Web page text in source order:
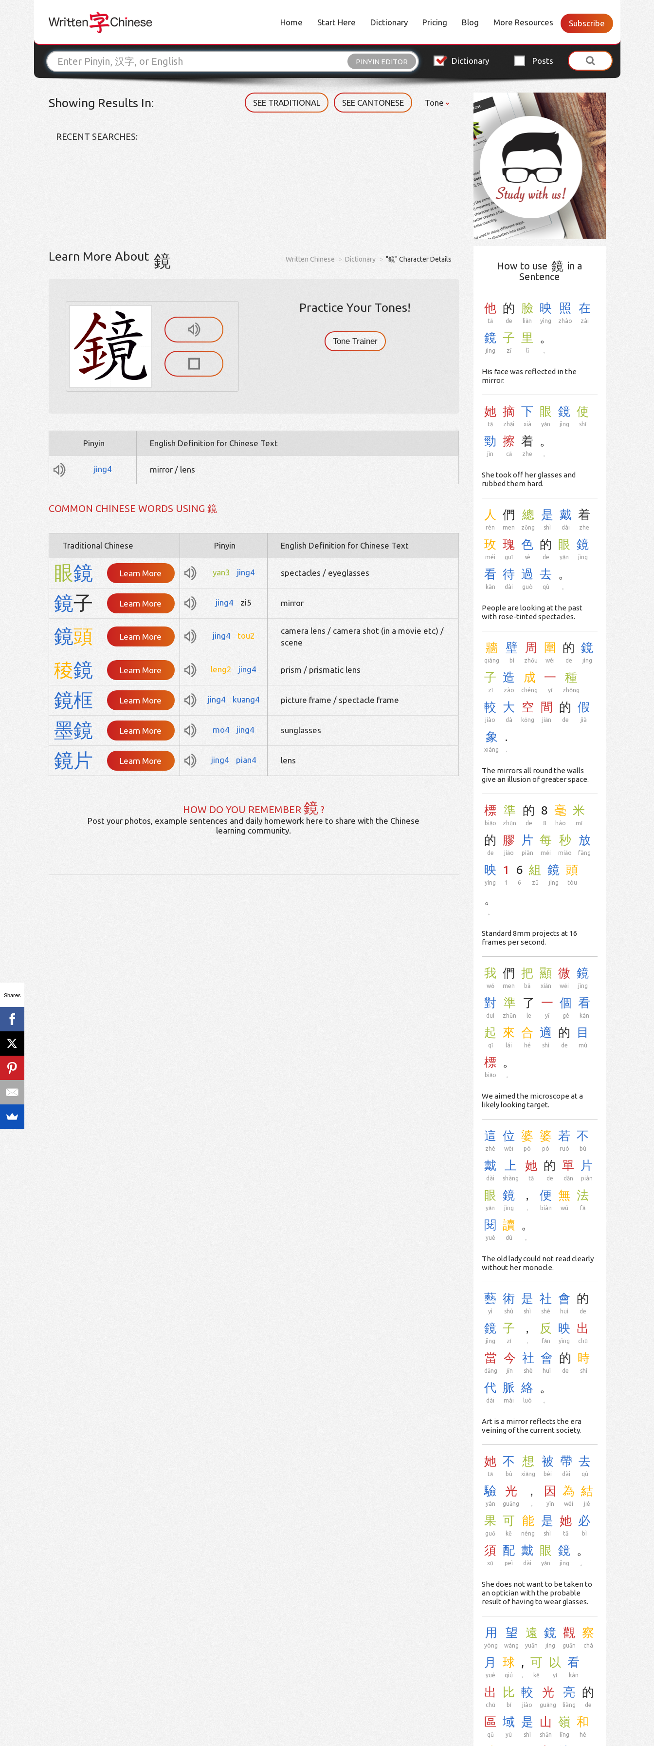
Home Start Here Dictionary Pricing Blog More Resources Subscribe
PINYIN EDITOR Dictionary Posts
Showing Results In: SEE TRADITIONAL SEE CANTONESE Tone
RECENT SEARCHES:
Learn More About 鏡 Written Chinese Dictionary "鏡" Character Details
Practice Your Tones!
Tone Trainer
Pinyin English Definition for Chinese Text
jing4 mirror / lens
COMMON CHINESE WORDS USING 鏡
Traditional Chinese Pinyin English Definition for Chinese Text
眼鏡 Learn More yan3 jing4 spectacles / eyeglasses
鏡子 Learn More jing4 zi5 mirror
鏡頭 Learn More jing4 tou2
camera lens / camera shot (in a movie etc) /
scene
稜鏡 Learn More leng2 jing4 prism / prismatic lens
鏡框 Learn More jing4 kuang4 picture frame / spectacle frame
墨鏡 Learn More mo4 jing4 sunglasses
鏡片 Learn More jing4 pian4 lens
HOW DO YOU REMEMBER 鏡?
Post your photos, example sentences and daily homework here to share with the Chinese
learning community.
How to use 鏡 in a
Sentence
他
tā
的
de
臉
liǎn
映
yìng
照
zhào
在
zài
鏡
jìng
子
zǐ
里
lǐ
。
His face was reflected in the
mirror.
她
tā
摘
zhāi
下
xià
眼
yǎn
鏡
jìng
使
shǐ
勁
jìn
擦
cā
着
zhe
。
She took off her glasses and
rubbed them hard.
人
rén
們
men
總
zǒng
是
shì
戴
dài
着
zhe
玫
méi
瑰
guī
色
sè
的
de
眼
yǎn
鏡
jìng
看
kàn
待
dài
過
guò
去
qù
。
People are looking at the past
with rose-tinted spectacles.
牆
qiáng
壁
bì
周
zhōu
圍
wéi
的
de
鏡
jìng
子
zǐ
造
zào
成
chéng
一
yī
種
zhǒng
較
jiào
大
dà
空
kōng
間
jiān
的
de
假
jià
象
xiàng
.
.
The mirrors all round the walls
give an illusion of greater space.
標
biāo
準
zhǔn
的
de
8
8
毫
háo
米
mǐ
的
de
膠
jiāo
片
piàn
每
měi
秒
miǎo
放
fàng
映
yìng
1
1
6
6
組
zǔ
鏡
jìng
頭
tóu
。
Standard 8mm projects at 16
frames per second.
我
wǒ
們
men
把
bǎ
顯
xiǎn
微
wēi
鏡
jìng
對
duì
準
zhǔn
了
le
一
yī
個
gè
看
kàn
起
qǐ
來
lái
合
hé
適
shì
的
de
目
mù
標
biāo
。
We aimed the microscope at a
likely looking target.
這
zhè
位
wèi
婆
pó
婆
pó
若
ruò
不
bù
戴
dài
上
shàng
她
tā
的
de
單
dān
片
piàn
眼
yǎn
鏡
jìng
，
，
便
biàn
無
wú
法
fǎ
閱
yuè
讀
dú
。
The old lady could not read clearly
without her monocle.
藝
yì
術
shù
是
shì
社
shè
會
huì
的
de
鏡
jìng
子
zǐ
，
，
反
fǎn
映
yìng
出
chū
當
dāng
今
jīn
社
shè
會
huì
的
de
時
shí
代
dài
脈
mài
絡
luò
。
Art is a mirror reflects the era
veining of the current society.
她
tā
不
bù
想
xiǎng
被
bèi
帶
dài
去
qù
驗
yàn
光
guāng
，
，
因
yīn
為
wéi
結
jié
果
guǒ
可
kě
能
néng
是
shì
她
tā
必
bì
須
xū
配
peì
戴
dài
眼
yǎn
鏡
jìng
。
She does not want to be taken to
an optician with the probable
result of having to wear glasses.
用
yòng
望
wàng
遠
yuǎn
鏡
jìng
觀
guān
察
chá
月
yuè
球
qiú
,
,
可
kě
以
yǐ
看
kàn
出
chū
比
bǐ
較
jiào
光
guāng
亮
liàng
的
de
區
qū
域
yù
是
shì
山
shān
嶺
lǐng
和
hé
Shares